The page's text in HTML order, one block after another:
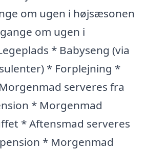
om ugen i højsæsonen
om ugen i
* Babyseng (via
* Forplejning *
serveres fra
* Morgenmad
* Aftensmad serveres
* Morgenmad